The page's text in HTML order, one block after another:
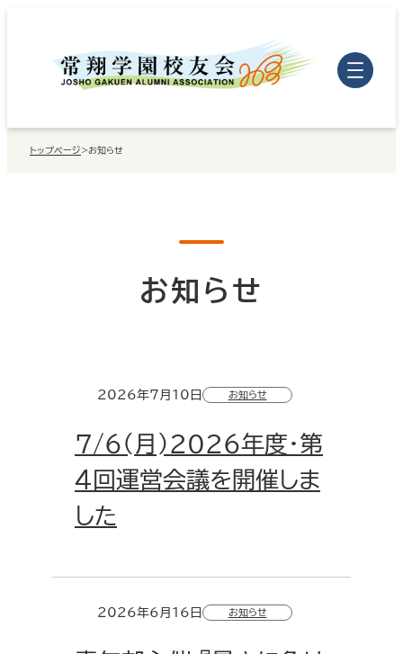
トップページ >お知らせ
お知らせ
2026年7月10日 お知らせ
7/6(月)2026年度・第
４回運営会議を開催しま
した
2026年6月16日 お知らせ